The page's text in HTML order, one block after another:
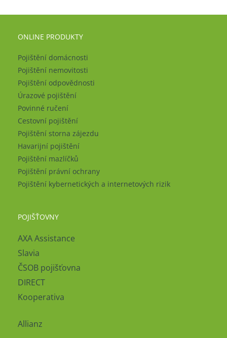
ONLINE PRODUKTY
Pojištění domácnosti
Pojištění nemovitosti
Pojištění odpovědnosti
Úrazové pojištění
Povinné ručení
Cestovní pojištění
Pojištění storna zájezdu
Havarijní pojištění
Pojištění mazlíčků
Pojištění právní ochrany
Pojištění kybernetických a internetových rizik
POJIŠŤOVNY
AXA Assistance
Slavia
ČSOB pojišťovna
DIRECT
Kooperativa
Allianz